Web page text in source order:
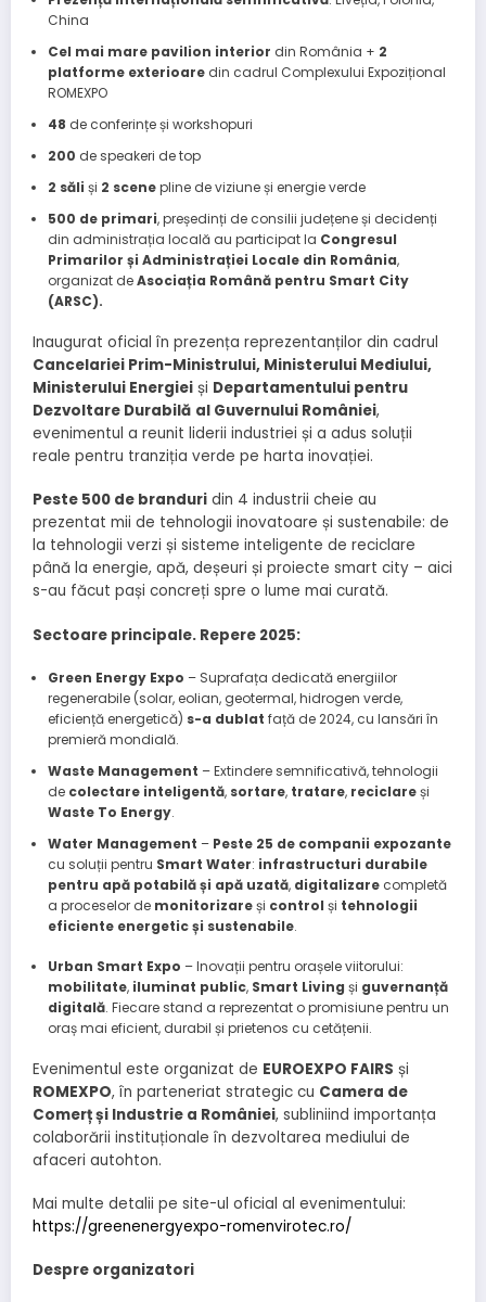
China
Cel mai mare pavilion interior din România + 2
platforme exterioaredin cadrul Complexului Expozițional
ROMEXPO
48 de conferințe și workshopuri
200 de speakeri de top
2 săli și 2 scenepline de viziune și energie verde
500 de primari, președinți de consilii județene și decidenți
din administrația locală au participat la Congresul
Primarilor și Administrației Locale din România,
organizat deAsociația Română pentru Smart City
(ARSC).
Inaugurat oficial în prezența reprezentanților din cadrul
Cancelariei Prim-Ministrului, Ministerului Mediului,
Ministerului Energiei și Departamentului pentru
Dezvoltare Durabilă al Guvernului României,
evenimentul a reunit liderii industriei și a adus soluții
reale pentru tranziția verde pe harta inovației.
Peste 500 de branduri din 4 industrii cheie au
prezentat mii de tehnologii inovatoare și sustenabile: de
la tehnologii verzi și sisteme inteligente de reciclare
până la energie, apă, deșeuri și proiecte smart city – aici
s-au făcut pași concreți spre o lume mai curată.
Sectoare principale. Repere 2025:
Green Energy Expo – Suprafața dedicată energiilor
regenerabile (solar, eolian, geotermal, hidrogen verde,
eficiență energetică) s-a dublat față de 2024, cu lansări în
premieră mondială.
Waste Management – Extindere semnificativă, tehnologii
de colectare inteligentă, sortare, tratare, reciclareși
Waste To Energy.
Water Management – Peste 25 de companii expozante
cu soluții pentru Smart Water: infrastructuri durabile
pentru apă potabilă și apă uzată, digitalizarecompletă
a proceselor de monitorizareși control și tehnologii
eficiente energetic și sustenabile.
Urban Smart Expo – Inovații pentru orașele viitorului:
mobilitate, iluminat public, Smart Living și guvernanță
digitală. Fiecare stand a reprezentat o promisiune pentru un
oraș mai eficient, durabil și prietenos cu cetățenii.
Evenimentul este organizat de EUROEXPO FAIRS și
ROMEXPO, în parteneriat strategic cu Camera de
Comerț și Industrie a României, subliniind importanța
colaborării instituționale în dezvoltarea mediului de
afaceri autohton.
Mai multe detalii pe site-ul oficial al evenimentului:
https://greenenergyexpo-romenvirotec.ro/
Despre organizatori